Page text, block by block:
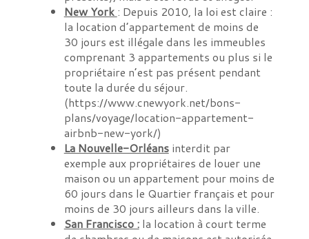
New York : Depuis 2010, la loi est claire :
la location d’appartement de moins de
30 jours est illégale dans les immeubles
comprenant 3 appartements ou plus si le
propriétaire n’est pas présent pendant
toute la durée du séjour.
(https://www.cnewyork.net/bons-
plans/voyage/location-appartement-
airbnb-new-york/)
La Nouvelle-Orléansinterdit par
exemple aux propriétaires de louer une
maison ou un appartement pour moins de
60 jours dans le Quartier français et pour
moins de 30 jours ailleurs dans la ville.
San Francisco :la location à court terme